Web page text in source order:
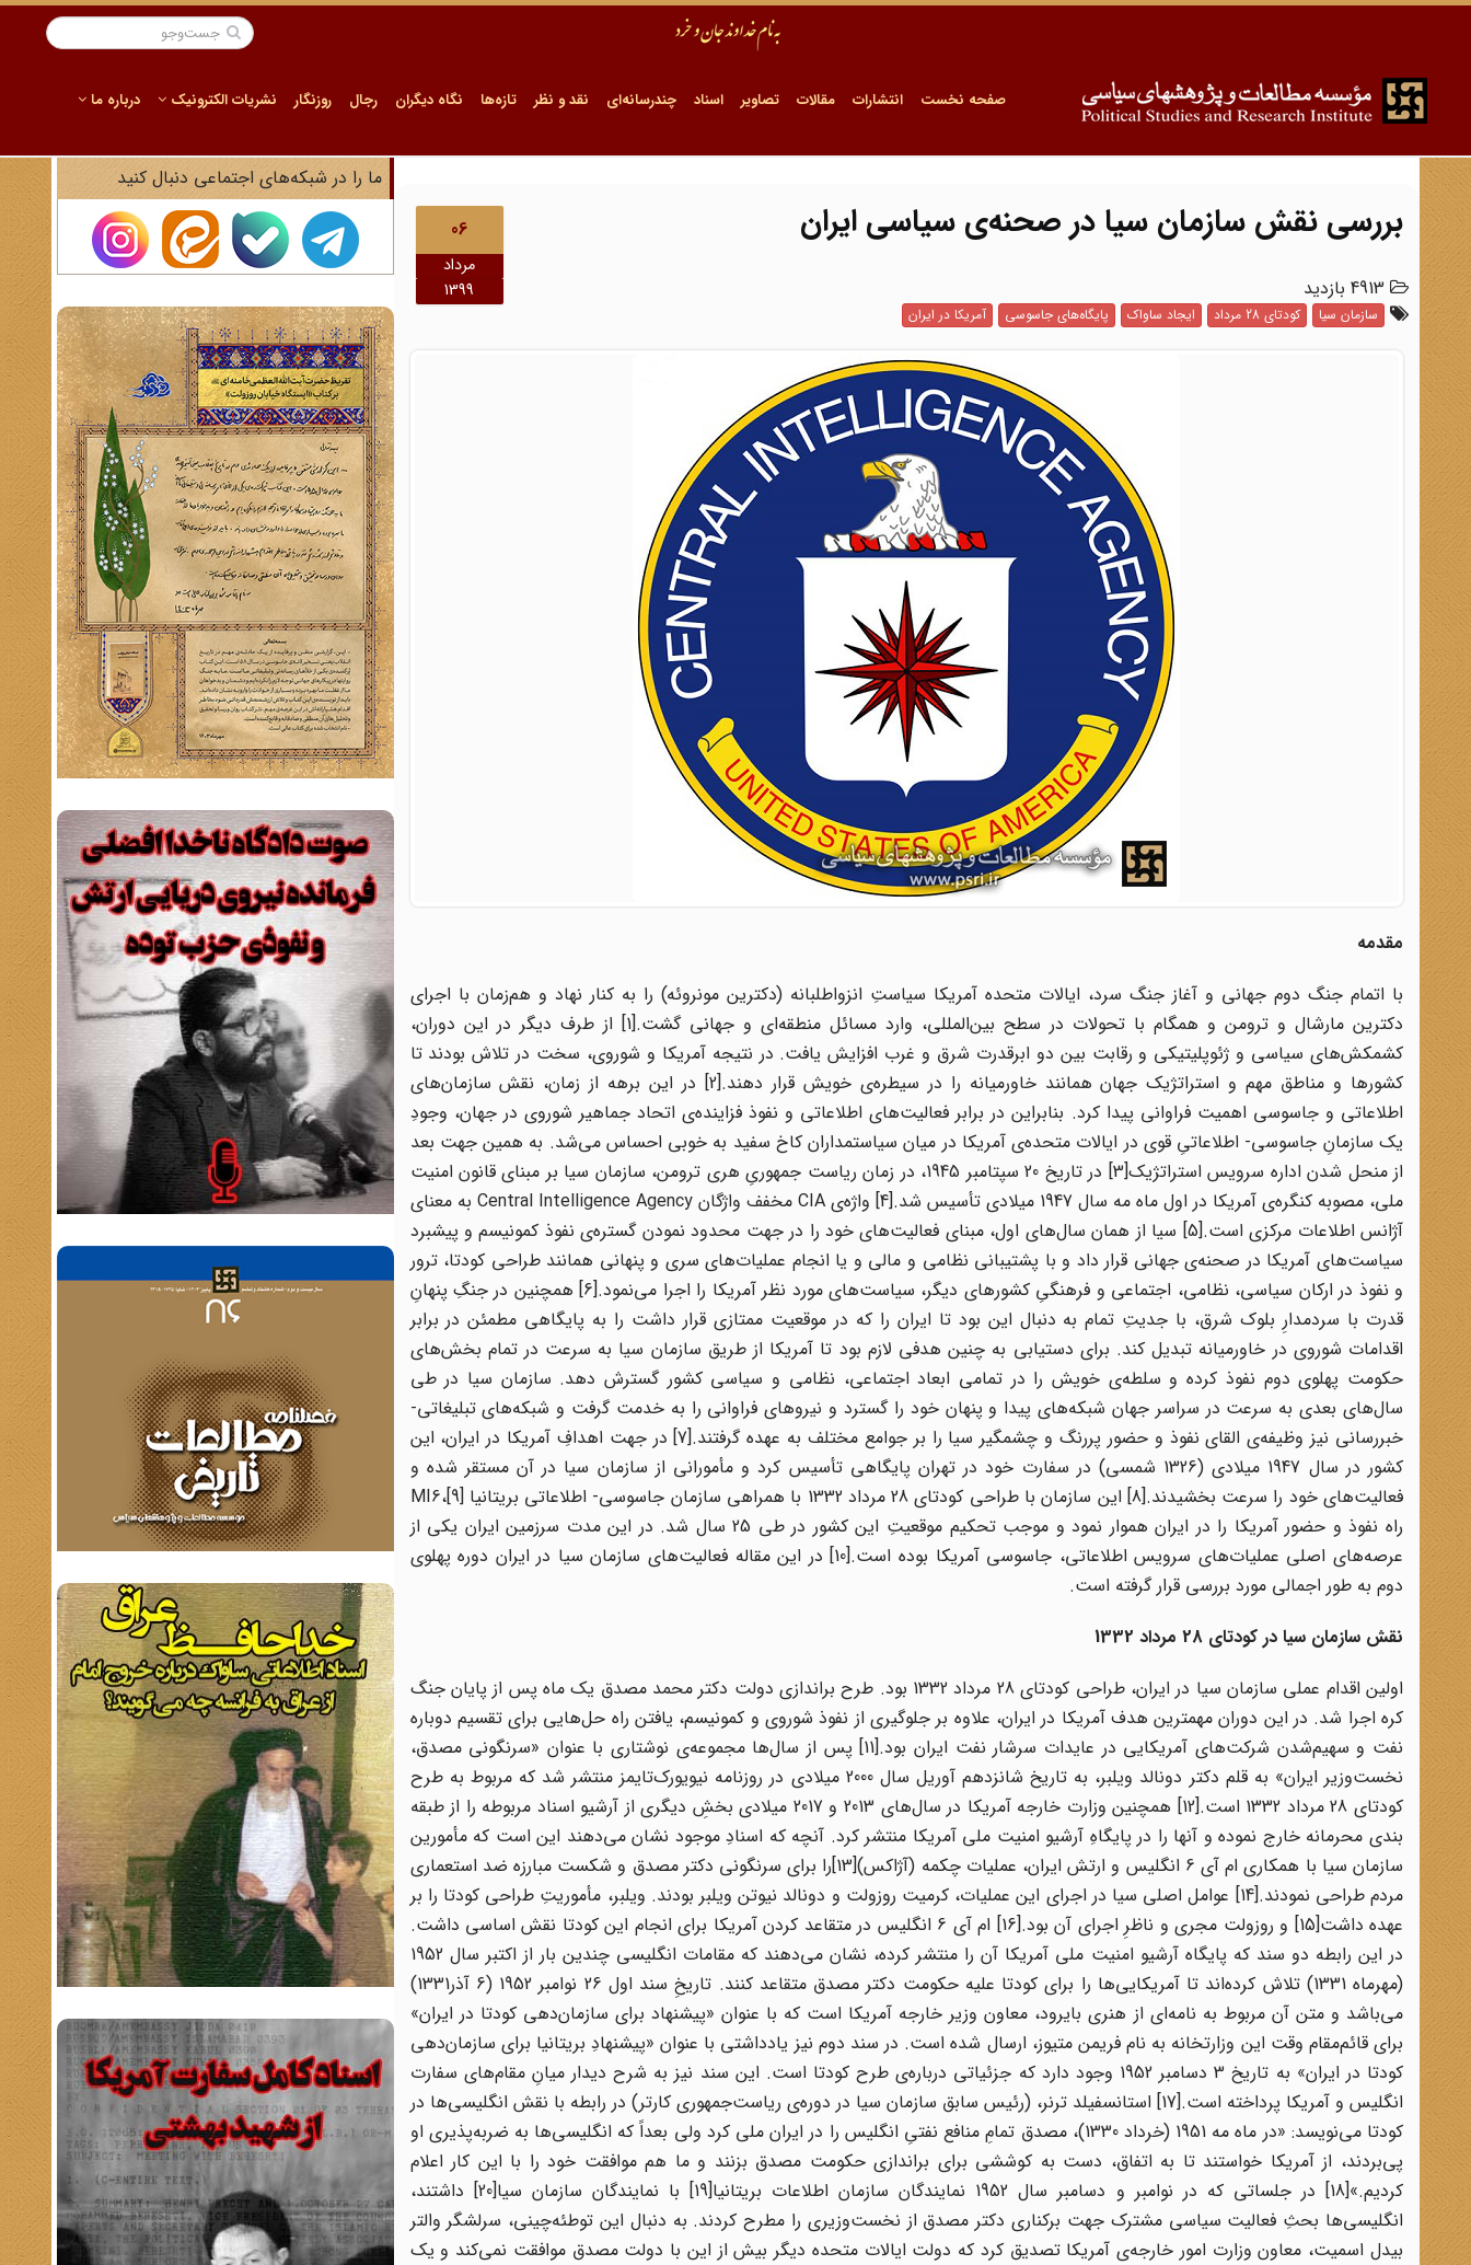
صفحه نخست انتشارات مقالات تصاویر اسناد چندرسانه‌ای نقد و نظر تازه‌ها نگاه دیگران رجال روزنگار نشریات الکترونیک درباره ما
06
مرداد
1399
بررسی نقش سازمان سیا در صحنه‌ی سیاسی ایران
سازمان سیا کودتای 28 مرداد ایجاد ساواک پایگاه‌های جاسوسی آمریکا در ایران
مقدمه
با اتمام جنگ دوم جهانی و آغاز جنگ سرد، ایالات متحده آمریکا سیاستِ انزواطلبانه (دکترین مونروئه) را به کنار نهاد و هم‌زمان با اجرای
دکترین مارشال و ترومن و همگام با تحولات در سطح بین‌المللی، وارد مسائل منطقه‌ای و جهانی گشت.[1] از طرف دیگر در این دوران،
کشمکش‌های سیاسی و ژئوپلیتیکی و رقابت بین دو ابر‌قدرت شرق و غرب افزایش یافت. در نتیجه آمریکا و شوروی، سخت در تلاش بودند تا
کشورها و مناطق مهم و استراتژیک جهان همانند خاورمیانه را در سیطره‌ی خویش قرار دهند.[2] در این برهه‌ از زمان،‌ نقش سازمان‌های
اطلاعاتی و جاسوسی اهمیت فراوانی پیدا کرد. بنابراین در برابر فعالیت‌های اطلاعاتی و نفوذ فزاینده‌ی اتحاد جماهیر شوروی در جهان، وجودِ
یک سازمانِ جاسوسی- اطلاعاتیِ قوی در ایالات متحده‌ی آمریکا در میان سیاستمداران کاخ سفید به خوبی احساس ‌می‌شد. به همین جهت بعد
از منحل شدن اداره سرویس استراتژیک[3] در تاریخ 20 سپتامبر 1945، در زمان ریاست جمهوریِ هری ترومن، سازمان سیا بر مبنای قانون امنیت
ملی، مصوبه کنگره‌ی آمریکا در اول ماه مه سال 1947 میلادی تأسیس شد.[4] واژه‌ی CIA مخفف واژگان Central Intelligence Agency به معنای
آژانس اطلاعات مرکزی است.[5] سیا از همان سال‌های اول، مبنای فعالیت‌های خود را در جهت محدود نمودن گستره‌ی نفوذ کمونیسم و پیشبرد
سیاست‌های آمریکا در صحنه‌ی جهانی قرار داد و با پشتیبانی نظامی و مالی و یا انجام عملیات‌های سری و پنهانی همانند طراحی کودتا، ترور
و نفوذ در ارکان سیاسی، نظامی، اجتماعی و فرهنگیِ کشورهای دیگر، سیاست‌های مورد نظر آمریکا را اجرا می‌نمود.[6] همچنین در جنگِ پنهانِ
قدرت با سردمدارِ بلوک شرق، با جدیتِ تمام به دنبال این بود تا ایران را که در موقعیت ممتازی قرار داشت را به پایگاهی مطمئن در برابر
اقدامات شوروی در خاورمیانه تبدیل کند. برای دستیابی به چنین هدفی لازم بود تا آمریکا از طریق سازمان سیا به سرعت در تمام بخش‌های
حکومت پهلوی دوم نفوذ کرده و سلطه‌ی خویش را در تمامی ابعاد اجتماعی، نظامی و سیاسی کشور گسترش دهد. سازمان سیا در طی
سال‌های بعدی به سرعت در سراسر جهان شبکه‌های پیدا و پنهان خود را گسترد و نیروهای فراوانی را به خدمت گرفت و شبکه‌های تبلیغاتی-
خبررسانی نیز وظیفه‌ی القای نفوذ و حضور پررنگ و چشمگیر سیا را بر جوامع مختلف به عهده گرفتند.[7] در جهت اهدافِ آمریکا در ایران، این
کشور در سال 1947 میلادی (1326 شمسی) در سفارت خود در تهران پایگاهی تأسیس کرد و مأمورانی از سازمان سیا در آن مستقر شده و
فعالیت‌های خود را سرعت بخشیدند.[8] این سازمان با طراحی کودتای 28 مرداد 1332 با همراهی سازمان جاسوسی- اطلاعاتی بریتانیا MI6،[9]
راه نفوذ و حضور آمریکا را در ایران هموار نمود و موجب تحکیم موقعیتِ این کشور در طی 25 سال شد. در این مدت سرزمین ایران یکی از
عرصه‌های اصلی عملیات‌های سرویس اطلاعاتی، جاسوسی آمریکا بوده است.[10] در این مقاله فعالیت‌های سازمان سیا در ایران دوره پهلوی
دوم به طور اجمالی مورد بررسی قرار گرفته است.
نقش سازمان سیا در کودتای 28 مرداد 1332
اولین اقدام عملی سازمان سیا در ایران، طراحی کودتای 28 مرداد 1332 بود. طرح براندازی دولت دکتر محمد مصدق یک ماه پس از پایان جنگ
کره اجرا شد. در این دوران مهمترین هدف آمریکا در ایران، علاوه بر جلوگیری از نفوذ شوروی و کمونیسم، یافتن راه حل‌هایی برای تقسیم دوباره
نفت و سهیم‌شدن شرکت‌های آمریکایی در عایدات سرشار نفت ایران بود.[11] پس از سال‌ها مجموعه‌ی نوشتاری با عنوان «سرنگونی مصدق،
نخست‌وزیر ایران» به قلم دکتر دونالد ویلبر، به تاریخ شانزدهم آوریل سال 2000 میلادی در روزنامه نیویورک‌تایمز منتشر شد که مربوط به طرح
کودتای 28 مرداد 1332 است.[12] همچنین وزارت خارجه آمریکا در سال‌های 2013 و 2017 میلادی بخشِ دیگری از آرشیو اسناد مربوطه را از طبقه
‌بندی محرمانه خارج نموده و آنها را در پایگاهِ آرشیو امنیت ملی آمریکا منتشر کرد. آنچه که اسنادِ موجود نشان می‌دهند این است که مأمورین
سازمان سیا با همکاری ام آی 6 انگلیس و ارتش ایران، عملیات چکمه (آژاکس)[13]را برای سرنگونی دکتر مصدق و شکست مبارزه ضد استعماری
مردم طراحی نمودند.[14] عوامل اصلی سیا در اجرای این عملیات، کرمیت روزولت و دونالد ‌نیوتن ویلبر بودند. ویلبر، مأموریتِ طراحی کودتا را بر
عهده داشت[15] و روزولت مجری و ناظرِ اجرای آن بود.[16] ام آی 6 انگلیس در متقاعد ‌کردن آمریکا برای انجام این کودتا نقش اساسی داشت.
در این رابطه دو سند که پایگاه آرشیو امنیت ملی آمریکا آن را منتشر کرده، نشان می‌دهند که مقامات انگلیسی چندین بار از اکتبر سال 1952
(مهرماه 1331) تلاش کرده‌اند تا آمریکایی‌ها را برای کودتا علیه حکومت دکتر مصدق متقاعد کنند. تاریخِ سند اول 26 نوامبر 1952 (6 آذر1331)
می‌باشد و متن آن مربوط به نامه‌ا‌ی از هنری بایرود، معاون وزیر خارجه آمریکا است که با عنوان «پیشنهاد برای سازمان‌دهی کودتا در ایران»
برای قائم‌مقام وقت این وزارتخانه به نام فریمن متیوز، ارسال شده است. در سند دوم نیز یادداشتی با عنوان «پیشنهادِ بریتانیا برای سازمان‌دهی
کودتا در ایران» به تاریخ 3 دسامبر 1952 وجود دارد که جزئیاتی درباره‌ی طرح کودتا است. این سند نیز به شرح دیدار میانِ مقام‌های سفارت
انگلیس و آمریکا پرداخته است.[17] استانسفیلد ترنر، (رئیس سابق سازمان سیا در دوره‌ی ریاست‌جمهوری کارتر) در رابطه با نقش انگلیسی‌ها در
کودتا می‌نویسد: «در ماه مه 1951 (خرداد 1330)، مصدق تمامِ منافع نفتیِ انگلیس را در ایران ملی کرد ولی بعداً که انگلیسی‌ها به ضربه‌پذیری او
پی‌بردند، از آمریکا خواستند تا به اتفاق، دست به کوششی برای براندازی حکومت مصدق بزنند و ما هم موافقت خود را با این کار اعلام
کردیم.»[18] در جلساتی که در نوامبر و دسامبر سال 1952 نمایندگان سازمان اطلاعات بریتانیا[19] با نمایندگان سازمان سیا[20] داشتند،
انگلیسی‌ها بحثِ فعالیت سیاسی مشترک جهت برکناری دکتر مصدق از نخست‌وزیری را مطرح کردند. به دنبال این توطئه‌چینی، سرلشگر والتر
بیدل اسمیت، معاون وزارت امور خارجه‌ی آمریکا تصدیق کرد که دولت ایالات متحده دیگر بیش از این با دولت مصدق موافقت نمی‌کند و یک
ما را در شبکه‌های اجتماعی دنبال کنید